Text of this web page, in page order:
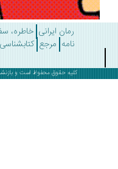
رمان ایرانی خاطره، سفرنامه
مرجع کتابشناسی نقد
کلیه حقوق محفوظ است و بازنشر مطالب